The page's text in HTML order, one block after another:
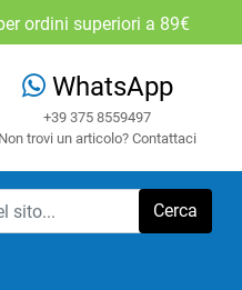
ordini superiori a 89€
WhatsApp
+39 375 8559497
Non trovi un articolo? Contattaci